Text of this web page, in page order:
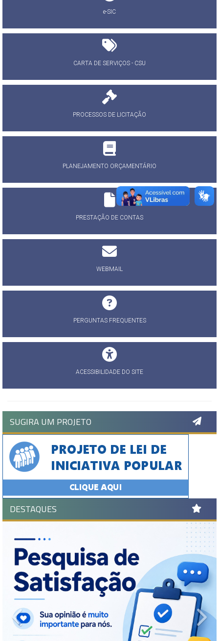
e-SIC
CARTA DE SERVIÇOS - CSU
PROCESSOS DE LICITAÇÃO
PLANEJAMENTO ORÇAMENTÁRIO
PRESTAÇÃO DE CONTAS
WEBMAIL
PERGUNTAS FREQUENTES
ACESSIBILIDADE DO SITE
SUGIRA UM PROJETO
DESTAQUES
Previous